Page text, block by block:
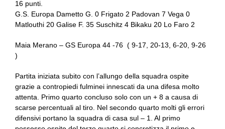
16 punti.
G.S. Europa Dametto G. 0 Frigato 2 Padovan 7 Vega 0
Matlouthi 20 Galise F. 35 Suschitz 4 Bikaku 20 Lo Faro 2
Maia Merano – GS Europa 44 -76 ( 9-17, 20-13, 6-20, 9-26
)
Partita iniziata subito con l’allungo della squadra ospite
grazie a contropiedi fulminei innescati da una difesa molto
attenta. Primo quarto concluso solo con un + 8 a causa di
scarse percentuali al tiro. Nel secondo quarto molti gli errori
difensivi portano la squadra di casa sul – 1. Al primo